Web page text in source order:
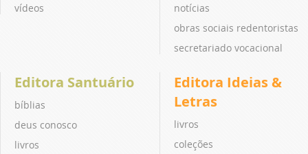
vídeos
notícias
obras sociais redentoristas
secretariado vocacional
Editora Santuário
bíblias
deus conosco
livros
Editora Ideias &
Letras
livros
coleções